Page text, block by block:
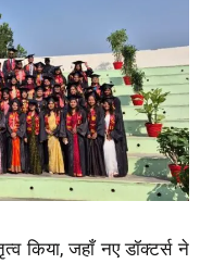
किया, जहाँ नए डॉक्टर्स ने